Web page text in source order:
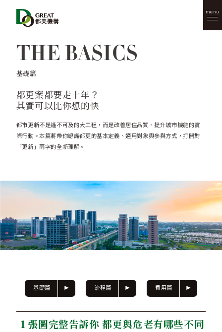
menu
THE BASICS
基礎篇
都更案都要走十年？
其實可以比你想的快
都市更新不是遙不可及的大工程，而是改善居住品質、提升城市機能的實
際行動。本篇將帶你認識都更的基本定義、適用對象與參與方式，打開對
「更新」兩字的全新理解。
基礎篇 流程篇 費用篇
１張圖完整告訴你 都更與危老有哪些不同